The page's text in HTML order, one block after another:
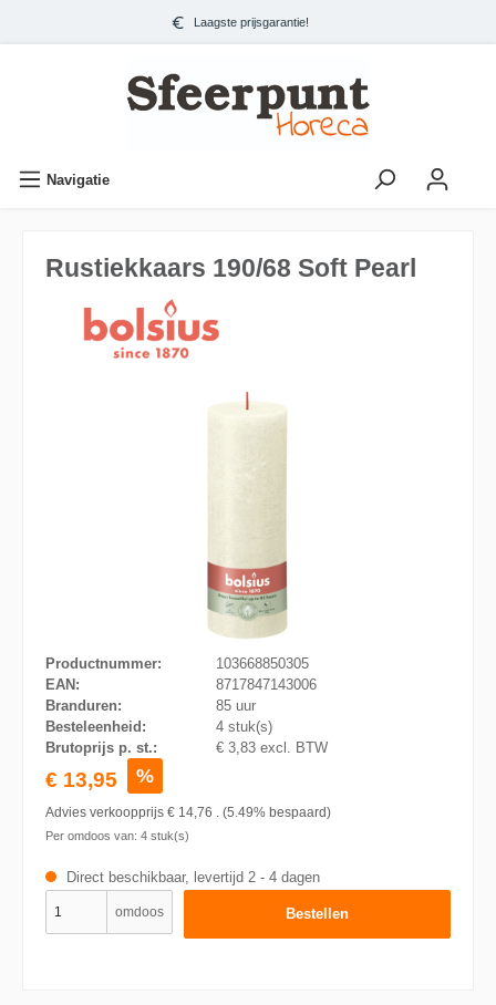
Laagste prijsgarantie!
Navigatie
Rustiekkaars 190/68 Soft Pearl
Productnummer:
103668850305
EAN:
8717847143006
Branduren:
85 uur
Besteleenheid:
4 stuk(s)
Brutoprijs p. st.:
€ 3,83 excl. BTW
€ 13,95 %
Advies verkoopprijs € 14,76 . (5.49% bespaard)
Per omdoos van: 4 stuk(s)
Direct beschikbaar, levertijd 2 - 4 dagen
omdoos Bestellen